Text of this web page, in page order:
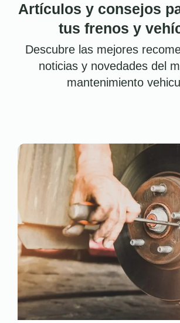
Artículos y consejos
tus frenos y
Descubre las mejores
noticias y novedades del
mantenimiento